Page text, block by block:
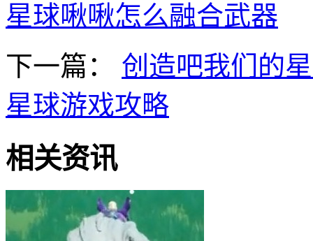
星球啾啾怎么融合武器
下一篇：
创造吧我们的
星球游戏攻略
相关资讯